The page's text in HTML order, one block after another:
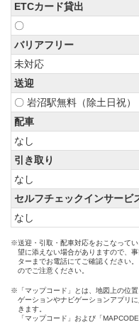
ETCカード貸出
〇
バリアフリー
未対応
送迎
〇 岩沼駅無料（除土日祝）
配車
なし
引き取り
なし
セルフチェックインサービ
なし
※送迎・引取・配車対応をおこなって
望に添えない場合がありますので、
ターまでお電話にてご確認ください
のでご注意ください。
※「マップコード」とは、地図上の位
ゲーションやナビゲーションアプリ
きます。
「マップコード」および「